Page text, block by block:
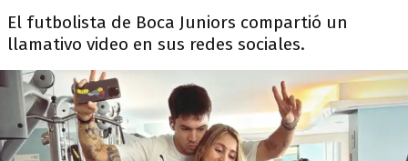
El futbolista de Boca Juniors compartió un
llamativo video en sus redes sociales.